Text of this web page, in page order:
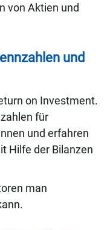
von Aktien und
und
on Investment.
für
und erfahren
Hilfe der Bilanzen
man